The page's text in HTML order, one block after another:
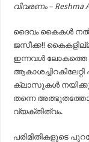
വിവരണം – Reshma
ദൈവം കൈകൾ
ജസീക്ക!!
ഇന്നവൾ ലോകത്തെ
ക്ലാസുകൾ
തന്നെ
വ്യക്തിത്വം.
പരിമിതികളുടെ